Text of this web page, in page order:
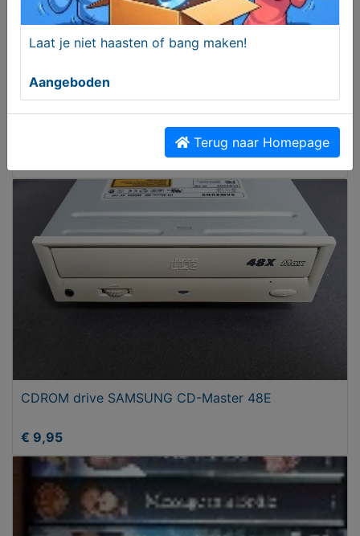
CDROM drive SAMSUNG CD-Master 48E
€ 9,95
Laat je niet haasten of bang maken!
Aangeboden
Terug naar Homepage